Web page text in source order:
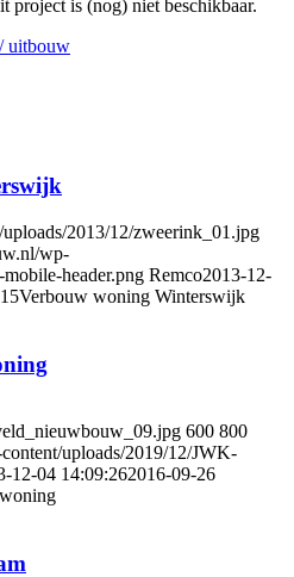
project is (nog) niet beschikbaar.
uitbouw
2013/12/zweerink_01.jpg
wp-
header.png Remco2013-12-
Verbouw woning Winterswijk
600 800
uploads/2019/12/JWK-
12-04 14:09:262016-09-26